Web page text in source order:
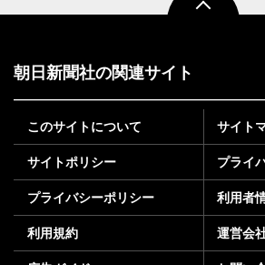
朝日新聞社の関連サイト
このサイトについて サイト
サイトポリシー プライ
プライバシーポリシー 利用者
利用規約 運営会